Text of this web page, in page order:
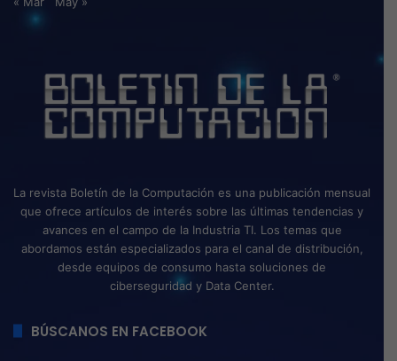
La revista Boletín de la Computación es una publicación mensual
que ofrece artículos de interés sobre las últimas tendencias y
avances en el campo de la Industria TI. Los temas que
abordamos están especializados para el canal de distribución,
desde equipos de consumo hasta soluciones de
ciberseguridad y Data Center.
BÚSCANOS EN FACEBOOK